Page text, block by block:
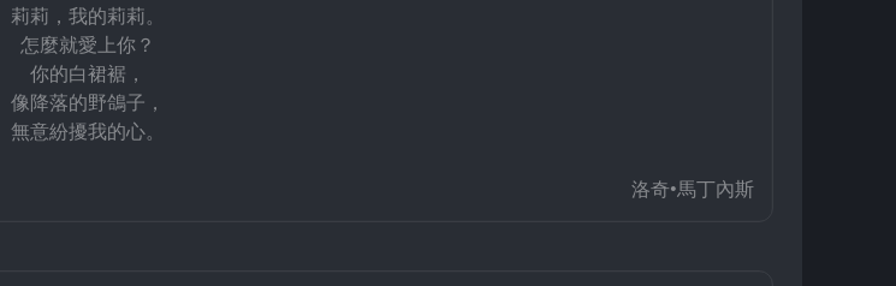
莉莉，我的莉莉。
怎麼就愛上你？
你的白裙裾，
像降落的野鴿子，
無意紛擾我的心。
洛奇•馬丁內斯